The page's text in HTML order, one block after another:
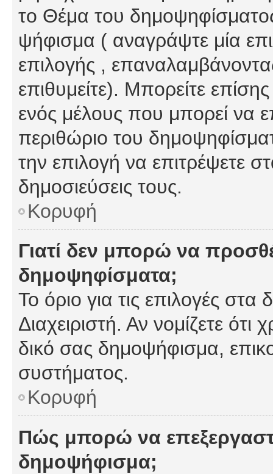
το Θέμα του
ψήφισμα ( αναγράψτε μία
επιλογής ,
επιθυμείτε). Μπορείτε
ενός μέλους που μπορεί να
περιθώριο του
την επιλογή να επιτρέψετε
δημοσιεύσεις τους.
Κορυφή
Γιατί δεν μπορώ να
δημοψηφίσματα;
Το όριο για τις επιλογές
Διαχειριστή. Αν νομίζετε ότι
δικό σας δημοψήφισμα,
συστήματος.
Κορυφή
Πώς μπορώ να
δημοψήφισμα;